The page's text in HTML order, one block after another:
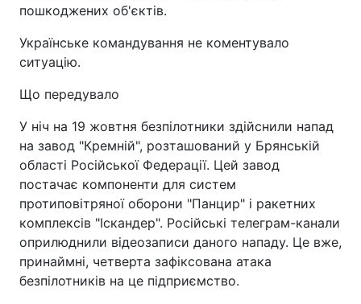
пошкоджених об'єктів.
Українське командування не коментувало
ситуацію.
Що передувало
У ніч на 19 жовтня безпілотники здійснили напад
на завод "Кремній", розташований у Брянській
області Російської Федерації. Цей завод
постачає компоненти для систем
протиповітряної оборони "Панцир" і ракетних
комплексів "Іскандер". Російські телеграм-канали
оприлюднили відеозаписи даного нападу. Це вже,
принаймні, четверта зафіксована атака
безпілотників на це підприємство.